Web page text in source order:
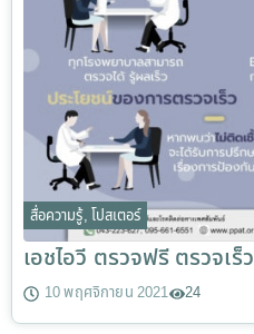
สื่อความรู้, โปสเตอร์
เอชไอวี ตรวจฟรี ตรวจเร็ว
10 พฤศจิกายน 2021 24